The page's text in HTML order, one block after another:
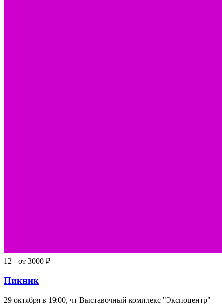
12+ от 3000 ₽
Пикник
29 октября в 19:00, чт Выставочный комплекс "Экспоцентр"